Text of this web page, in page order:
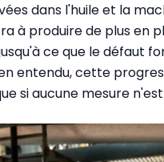
dans l'huile et la
à produire de plus en
ce que le défaut
entendu, cette
si aucune mesure